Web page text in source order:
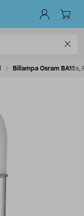
Billampa Osram BA15s,